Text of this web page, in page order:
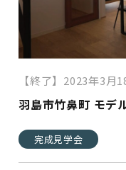
【終了】2023年3月
羽島市竹鼻町 モデ
完成見学会